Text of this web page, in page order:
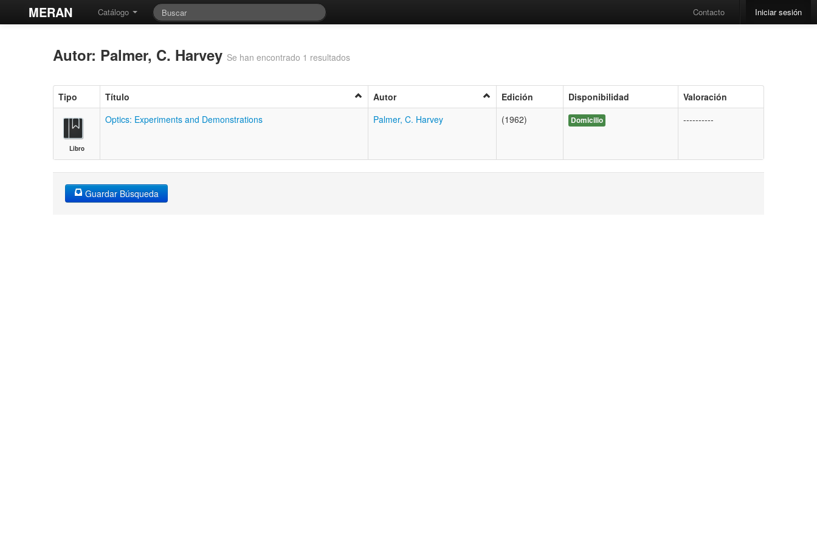
MERAN Catálogo Contacto Iniciar sesión
Autor: Palmer, C. Harvey Se han encontrado 1 resultados
Tipo Título Autor Edición Disponibilidad Valoración
Libro
Optics: Experiments and Demonstrations Palmer, C. Harvey (1962) Domicilio ----------
Guardar Búsqueda